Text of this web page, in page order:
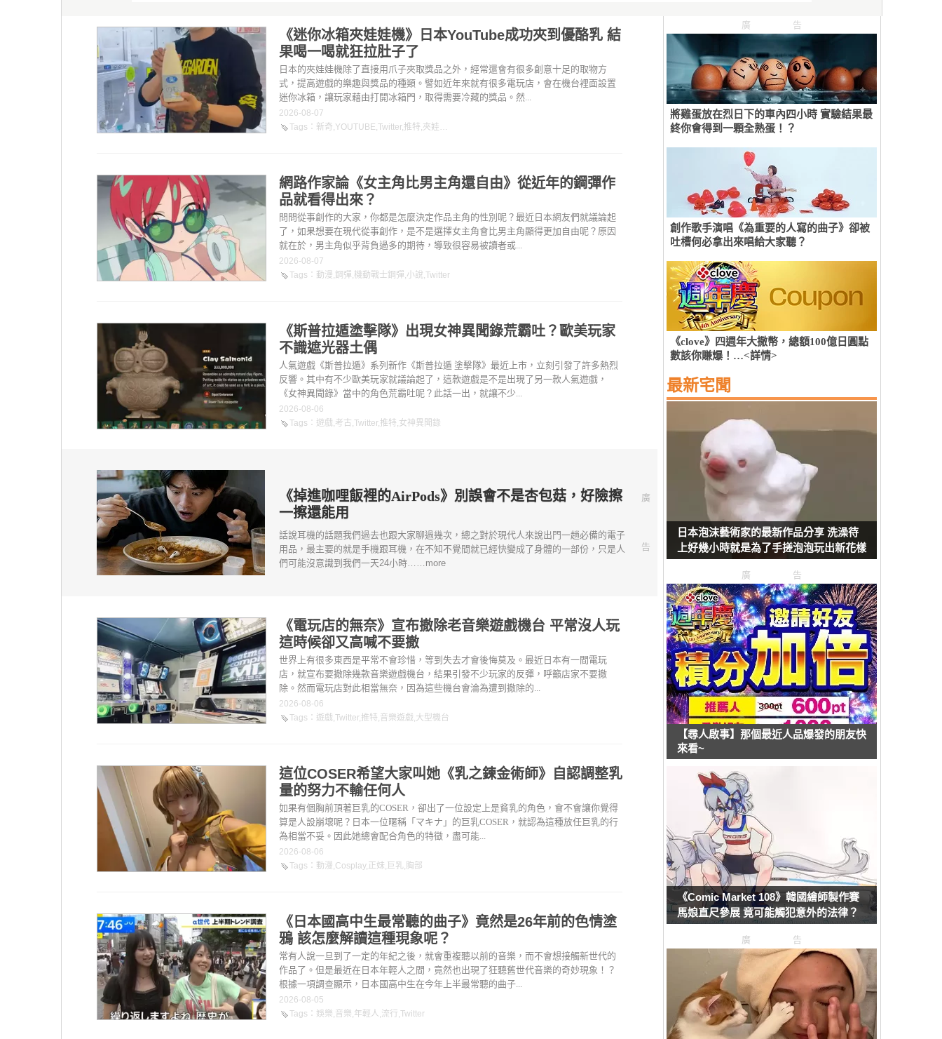
《迷你冰箱夾娃娃機》日本YouTube成功夾到優酪乳 結
果喝一喝就狂拉肚子了
日本的夾娃娃機除了直接用爪子夾取獎品之外，經常還會有很多創意十足的取物方
式，提高遊戲的樂趣與獎品的種類。譬如近年來就有很多電玩店，會在機台裡面設置
迷你冰箱，讓玩家藉由打開冰箱門，取得需要冷藏的獎品。然...
2026-08-07
Tags ： 新奇,YOUTUBE,Twitter,推特,夾娃娃機
網路作家論《女主角比男主角還自由》從近年的鋼彈作
品就看得出來？
問問從事創作的大家，你都是怎麼決定作品主角的性別呢？最近日本網友們就議論起
了，如果想要在現代從事創作，是不是選擇女主角會比男主角顯得更加自由呢？原因
就在於，男主角似乎背負過多的期待，導致很容易被讀者或...
2026-08-07
Tags ： 動漫,鋼彈,機動戰士鋼彈,小說,Twitter
《斯普拉遁塗擊隊》出現女神異聞錄荒霸吐？歐美玩家
不識遮光器土偶
人氣遊戲《斯普拉遁》系列新作《斯普拉遁 塗擊隊》最近上市，立刻引發了許多熱烈
反響。其中有不少歐美玩家就議論起了，這款遊戲是不是出現了另一款人氣遊戲，
《女神異聞錄》當中的角色荒霸吐呢？此話一出，就讓不少...
2026-08-06
Tags ： 遊戲,考古,Twitter,推特,女神異聞錄
《掉進咖哩飯裡的AirPods》別誤會不是杏包菇，好險擦
一擦還能用
話說耳機的話題我們過去也跟大家聊過幾次，總之對於現代人來說出門一趟必備的電子
用品，最主要的就是手機跟耳機，在不知不覺間就已經快變成了身體的一部份，只是人
們可能沒意識到我們一天24小時……more
廣
告
《電玩店的無奈》宣布撤除老音樂遊戲機台 平常沒人玩
這時候卻又高喊不要撤
世界上有很多東西是平常不會珍惜，等到失去才會後悔莫及。最近日本有一間電玩
店，就宣布要撤除幾款音樂遊戲機台，結果引發不少玩家的反彈，呼籲店家不要撤
除。然而電玩店對此相當無奈，因為這些機台會淪為遭到撤除的...
2026-08-06
Tags ： 遊戲,Twitter,推特,音樂遊戲,大型機台
這位COSER希望大家叫她《乳之鍊金術師》自認調整乳
量的努力不輸任何人
如果有個胸前頂著巨乳的COSER，卻出了一位設定上是貧乳的角色，會不會讓你覺得
算是人設崩壞呢？日本一位暱稱「マキナ」的巨乳COSER，就認為這種放任巨乳的行
為相當不妥。因此她總會配合角色的特徵，盡可能...
2026-08-06
Tags ： 動漫,Cosplay,正妹,巨乳 , 胸部
《日本國高中生最常聽的曲子》竟然是26年前的色情塗
鴉 該怎麼解讀這種現象呢？
常有人說一旦到了一定的年紀之後，就會重複聽以前的音樂，而不會想接觸新世代的
作品了。但是最近在日本年輕人之間，竟然也出現了狂聽舊世代音樂的奇妙現象！？
根據一項調查顯示，日本國高中生在今年上半最常聽的曲子...
2026-08-05
Tags ： 娛樂,音樂,年輕人,流行,Twitter
廣告
將雞蛋放在烈日下的車內四小時 實驗結果最
終你會得到一顆全熟蛋！？
創作歌手演唱《為重要的人寫的曲子》卻被
吐槽何必拿出來唱給大家聽？
《clove》四週年大撒幣，總額100億日圓點
數該你賺爆！…<詳情>
最新宅聞
日本泡沫藝術家的最新作品分享 洗澡待
上好幾小時就是為了手搓泡泡玩出新花樣
廣告
【尋人啟事】那個最近人品爆發的朋友快
來看~
《Comic Market 108》韓國繪師製作賽
馬娘直尺參展 竟可能觸犯意外的法律？
廣告